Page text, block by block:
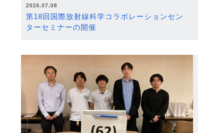
2026.07.08
第18回国際放射線科学コラボレーションセン
ターセミナーの開催